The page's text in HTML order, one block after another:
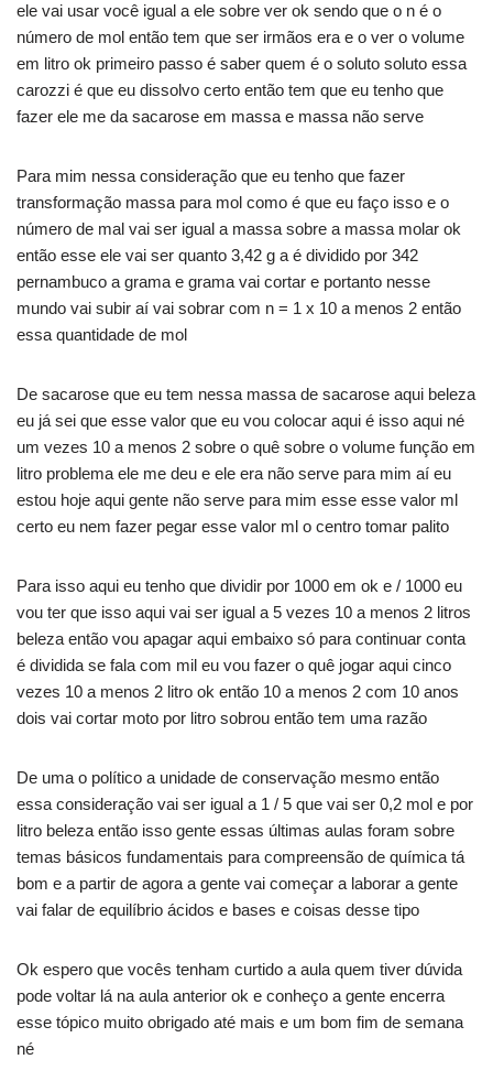
ele vai usar você igual a ele sobre ver ok sendo que o n é o
número de mol então tem que ser irmãos era e o ver o volume
em litro ok primeiro passo é saber quem é o soluto soluto essa
carozzi é que eu dissolvo certo então tem que eu tenho que
fazer ele me da sacarose em massa e massa não serve
Para mim nessa consideração que eu tenho que fazer
transformação massa para mol como é que eu faço isso e o
número de mal vai ser igual a massa sobre a massa molar ok
então esse ele vai ser quanto 3,42 g a é dividido por 342
pernambuco a grama e grama vai cortar e portanto nesse
mundo vai subir aí vai sobrar com n = 1 x 10 a menos 2 então
essa quantidade de mol
De sacarose que eu tem nessa massa de sacarose aqui beleza
eu já sei que esse valor que eu vou colocar aqui é isso aqui né
um vezes 10 a menos 2 sobre o quê sobre o volume função em
litro problema ele me deu e ele era não serve para mim aí eu
estou hoje aqui gente não serve para mim esse esse valor ml
certo eu nem fazer pegar esse valor ml o centro tomar palito
Para isso aqui eu tenho que dividir por 1000 em ok e / 1000 eu
vou ter que isso aqui vai ser igual a 5 vezes 10 a menos 2 litros
beleza então vou apagar aqui embaixo só para continuar conta
é dividida se fala com mil eu vou fazer o quê jogar aqui cinco
vezes 10 a menos 2 litro ok então 10 a menos 2 com 10 anos
dois vai cortar moto por litro sobrou então tem uma razão
De uma o político a unidade de conservação mesmo então
essa consideração vai ser igual a 1 / 5 que vai ser 0,2 mol e por
litro beleza então isso gente essas últimas aulas foram sobre
temas básicos fundamentais para compreensão de química tá
bom e a partir de agora a gente vai começar a laborar a gente
vai falar de equilíbrio ácidos e bases e coisas desse tipo
Ok espero que vocês tenham curtido a aula quem tiver dúvida
pode voltar lá na aula anterior ok e conheço a gente encerra
esse tópico muito obrigado até mais e um bom fim de semana
né